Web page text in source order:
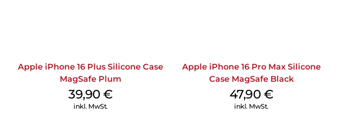
Apple iPhone 16 Plus Silicone Case
MagSafe Plum
39,90€
inkl. MwSt.
Apple iPhone 16 Pro Max Silicone
Case MagSafe Black
47,90 €
inkl. MwSt.